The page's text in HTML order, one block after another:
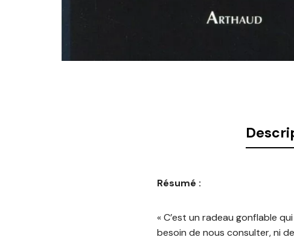
Résumé :
« C’est un radeau gonflable
besoin de nous consulter, ni